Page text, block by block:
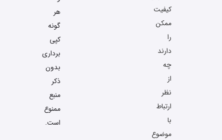
کیفیت
ممکن
را
دارند
چه
از
نظر
ارتباط
با
موضوع
هر
گونه
کپی
برداری
بدون
ذکر
منبع
ممنوع
است.